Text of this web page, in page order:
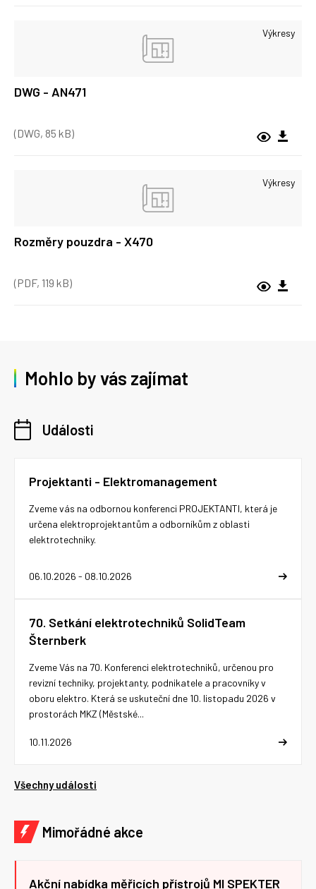
Výkresy
DWG - AN471
(DWG, 85 kB)
Výkresy
Rozměry pouzdra - X470
(PDF, 119 kB)
Mohlo by vás zajímat
Události
Projektanti - Elektromanagement
06.10.2026 - 08.10.2026
Zveme vás na odbornou konferenci PROJEKTANTI, která je
určena elektroprojektantům a odborníkům z oblasti
elektrotechniky.
70. Setkání elektrotechniků SolidTeam
Šternberk
10.11.2026
Zveme Vás na 70. Konferenci elektrotechniků, určenou pro
revizní techniky, projektanty, podnikatele a pracovníky v
oboru elektro. Která se uskuteční dne 10. listopadu 2026 v
prostorách MKZ (Městské...
Všechny události
Mimořádné akce
Akční nabídka měřicích přístrojů MI SPEKTER